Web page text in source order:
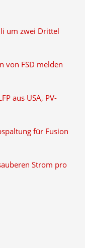
um zwei Drittel
von FSD melden
aus USA, PV-
für Fusion
Strom pro